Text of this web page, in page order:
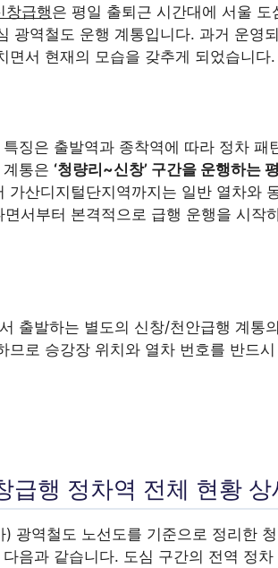
창급행은 평일 출퇴근 시간대에 서울
광역철도 운행 계통입니다. 과거 운영
면서 현재의 모습을 갖추게 되었습니다.
징은 출발역과 종착역에 따라 정차 패
통은 ‘청량리~신창’ 구간을 운행하는
가산디지털단지역까지는 일반 열차와
서부터 본격적으로 급행 운행을 시작
출발하는 별도의 신창/천안급행 계통
므로 승강장 위치와 열차 번호를 반드
급행 정차역 전체 현황 상
) 광역철도 노선도를 기준으로 정리한
음과 같습니다. 도심 구간의 전역 정